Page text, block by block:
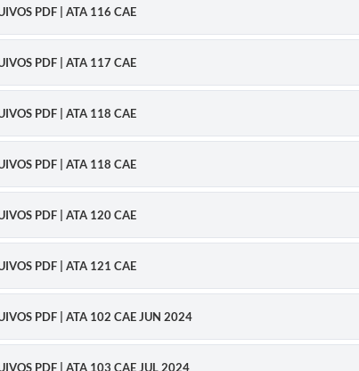
PDF | ATA 116 CAE
PDF | ATA 117 CAE
PDF | ATA 118 CAE
PDF | ATA 118 CAE
PDF | ATA 120 CAE
PDF | ATA 121 CAE
PDF | ATA 102 CAE JUN 2024
PDF | ATA 103 CAE JUL 2024